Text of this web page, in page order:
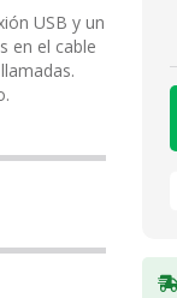
USB y un
en el cable